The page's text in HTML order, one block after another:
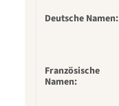
Deutsche Namen:
Französische
Namen: